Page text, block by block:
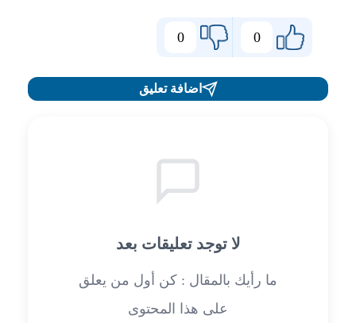
0
0
اضافة تعليق
لا توجد تعليقات بعد
ما رأيك بالمقال : كن أول من يعلق
على هذا المحتوى